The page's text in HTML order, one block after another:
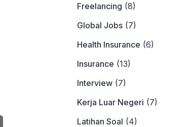
Freelancing (8)
Global Jobs (7)
Health Insurance (6)
Insurance (13)
Interview (7)
Kerja Luar Negeri (7)
Latihan Soal (4)